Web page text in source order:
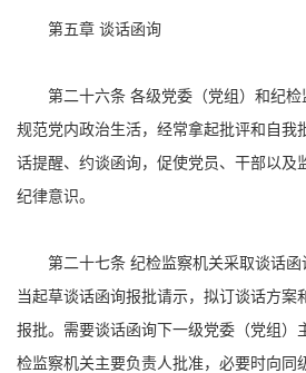
第五章 谈话函询
第二十六条 各级党委（党组）和纪
规范党内政治生活，经常拿起批评和自我
话提醒、约谈函询，促使党员、干部以及
纪律意识。
第二十七条 纪检监察机关采取谈话
当起草谈话函询报批请示，拟订谈话方案
报批。需要谈话函询下一级党委（党组）
检监察机关主要负责人批准，必要时向同